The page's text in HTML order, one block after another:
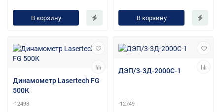
В корзину В корзину
Динамометр Lasertech FG
500К
-12498
ДЭП/3-3Д-2000С-1
-12749